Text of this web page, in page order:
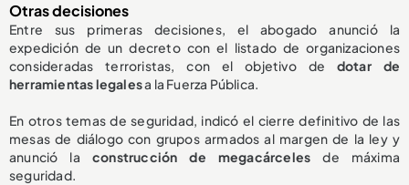
Otras decisiones
Entre sus primeras decisiones, el abogado anunció la
expedición de un decreto con el listado de organizaciones
consideradas terroristas, con el objetivo de dotar de
herramientas legalesa la Fuerza Pública.
En otros temas de seguridad, indicó el cierre definitivo de las
mesas de diálogo con grupos armados al margen de la ley y
anunció la construcción de megacárcelesde máxima
seguridad.